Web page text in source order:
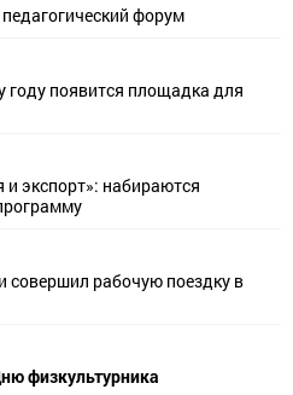
форум
году появится площадка для
экспорт»: набираются
совершил рабочую поездку в
физкультурника